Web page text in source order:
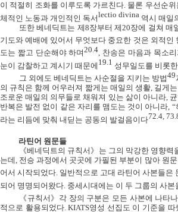
이 적절히 조화를 이루도록 가르친다. 물론 우선순
체적인 노동과 개인적인 독서lectio divina 역시 매일
또한 베네딕트는 제8장부터 제20장에 걸쳐 매
기도와 예배에 있어서 무엇보다 중요한 것은 외적
도는 짧고 단순해야 하며20.4, 찬송은 마음과 목소
눈이 감찰하고 계시기 때문에 19.1 성무일도를 비롯
그 외에도 베네딕트는 사순절을 지키는 방법49
의 규칙은 함께 어우러져 짧게는 매일의 생활, 길게
조로운 매일의 의무들로 채워져 있는 삶이 아니라,
반복은 발전 없이 같은 자리를 맴도는 것이 아니라, “
라는 리듬에 맞춰 내딛는 공동의 발걸음이다72.4,
라틴어 원문들
《베네딕트의 규칙서》는 그의 막강한 영향
는데 전승 과정에서 곳곳에 가필된 부분이 많아 원
어서 시작되었다. 일반적으로 고대 라틴어 사본들은
되어 명명되어왔다 중세시대에는 이 두 그룹의 사
《규칙서》각 장의 구분은 모든 사본에 나타
적으로 활용되었다. KIATS영성 선집도 이 기준을 따